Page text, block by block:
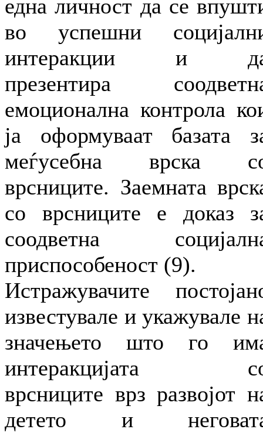
една личност да се
во успешни
интеракции и
презентира
емоционална контрола
ја оформуваат базата
меѓусебна врска
врсниците. Заемната
со врсниците е доказ
соодветна
приспособеност (9).
Истражувачите
известувале и укажувале
значењето што го
интеракцијата
врсниците врз развојот
детето и